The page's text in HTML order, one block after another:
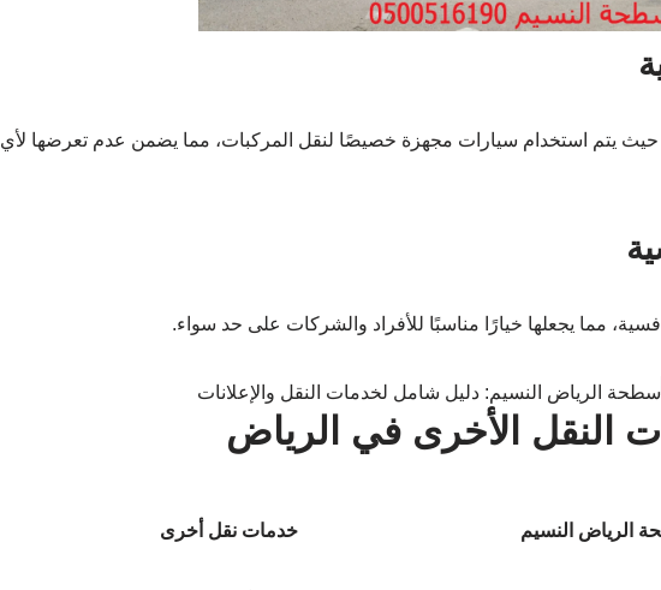
يتم استخدام سيارات مجهزة خصيصًا لنقل المركبات، مما يضمن عدم تعرضها لأي
مما يجعلها خيارًا مناسبًا للأفراد والشركات على حد سواء.
النقل الأخرى في الرياض
الرياض النسيم خدمات نقل أخرى